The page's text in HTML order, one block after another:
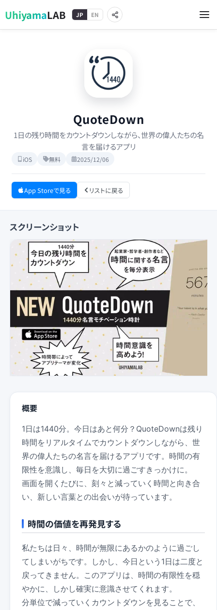
UhiyamaLAB JP EN
QuoteDown
1日の残り時間をカウントダウンしながら、世界の偉人たちの名
言を届けるアプリ
iOS 無料 2025/12/06
App Storeで見る リストに戻る
スクリーンショット
概要
1日は1440分。今日はあと何分？QuoteDownは残り
時間をリアルタイムでカウントダウンしながら、世
界の偉人たちの名言を届けるアプリです。時間の有
限性を意識し、毎日を大切に過ごすきっかけに。
画面を開くたびに、刻々と減っていく時間と向き合
い、新しい言葉との出会いが待っています。
時間の価値を再発見する
私たちは日々、時間が無限にあるかのように過ごし
てしまいがちです。しかし、今日という1日は二度と
戻ってきません。このアプリは、時間の有限性を穏
やかに、しかし確実に意識させてくれます。
分単位で減っていくカウントダウンを見ることで、